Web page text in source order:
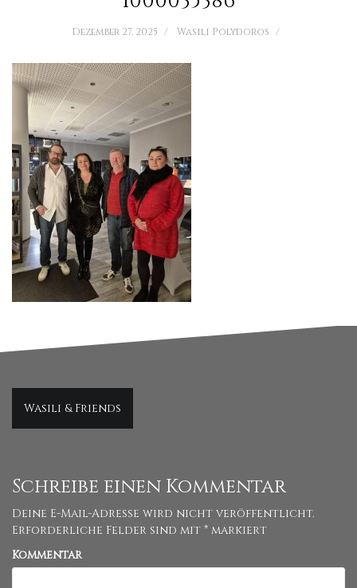
Dezember 27, 2025 Wasili Polydoros
Beitragsnavigation
Wasili & Friends
Schreibe einen Kommentar
Deine E-Mail-Adresse wird nicht veröffentlicht.
Erforderliche Felder sind mit * markiert
Kommentar